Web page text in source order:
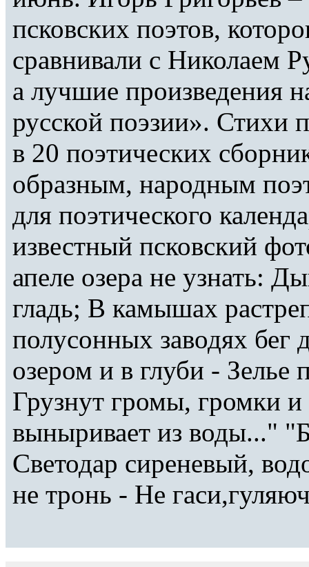
псковских поэтов,
сравнивали с Николаем
а лучшие произведения
русской поэзии». Стихи
в 20 поэтических
образным, народным
для поэтического
известный псковский
апеле озера не узнать:
гладь; В камышах
полусонных заводях
озером и в глуби -
Грузнут громы, громки
выныривает из воды..."
Светодар сиреневый,
не тронь - Не